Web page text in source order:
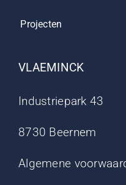
Projecten
VLAEMINCK
Industriepark 43
8730 Beernem
Algemene